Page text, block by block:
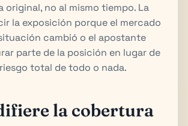
original, no al mismo tiempo. La
la exposición porque el mercado
cambió o el apostante
parte de la posición en lugar de
total de todo o nada.
la cobertura